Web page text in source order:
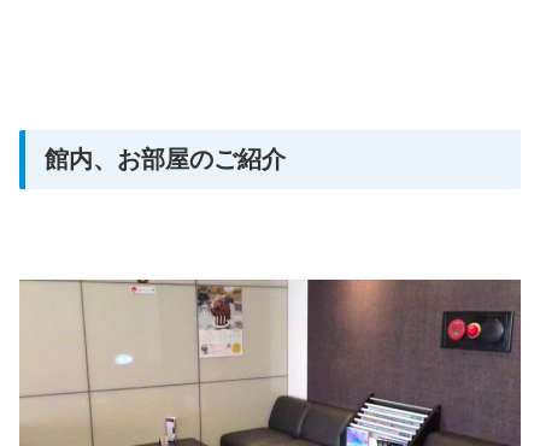
館内、お部屋のご紹介